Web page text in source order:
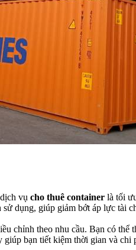
vụ cho thuê container là tối
dụng, giúp giảm bớt áp lực tài
chỉnh theo nhu cầu. Bạn có
bạn tiết kiệm thời gian và